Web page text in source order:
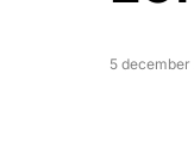
5 december